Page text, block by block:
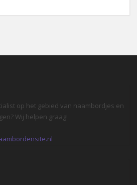
op het gebied van naambordjes en
Wij helpen graag!